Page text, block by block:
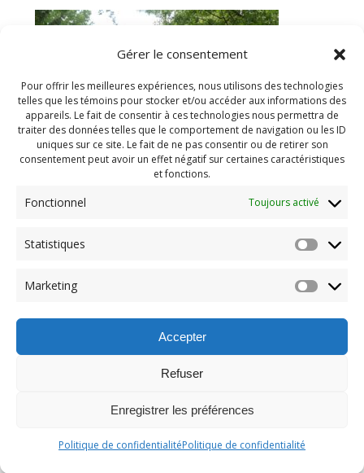
Gérer le consentement
Pour offrir les meilleures expériences, nous utilisons des technologies
telles que les témoins pour stocker et/ou accéder aux informations des
appareils. Le fait de consentir à ces technologies nous permettra de
traiter des données telles que le comportement de navigation ou les ID
uniques sur ce site. Le fait de ne pas consentir ou de retirer son
consentement peut avoir un effet négatif sur certaines caractéristiques
et fonctions.
Fonctionnel Toujours activé
Statistiques
Marketing
Accepter
Refuser
Enregistrer les préférences
Politique de confidentialitéPolitique de confidentialité
Navigation
de
l'article
Previous
Lave-Chien (11)
© 2026 Maison des Jeunes de Boucherville.